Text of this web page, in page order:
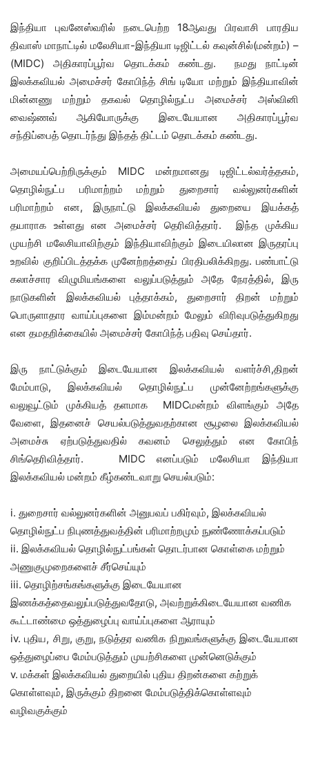
இந்தியா புவனேஸ்வரில் நடைபெற்ற 18ஆவது பிரவாசிபாரதிய
திவாஸ் மாநாட்டில் மலேசியா-இந்தியா டிஜிட்டல் கவுன்சில்(மன்றம்) –
(MIDC)அதிகாரப்பூர்வ தொடக்கம் கண்டது. நமது நாட்டின்
இலக்கவியல் அமைச்சர் கோபிந்த் சிங் டியோ மற்றும் இந்தியாவின்
மின்னணு மற்றும் தகவல் தொழில்நுட்ப அமைச்சர் அஸ்வினி
வைஷ்ணவ் ஆகியோருக்கு இடையேயான அதிகாரப்பூர்வ
சந்திப்பைத் தொடர்ந்து இந்தத் திட்டம் தொடக்கம் கண்டது.
அமையப்பெற்றிருக்கும் MIDC மன்றமானது டிஜிட்டல்வர்த்தகம்,
தொழில்நுட்ப பரிமாற்றம் மற்றும் துறைசார் வல்லுனர்களின்
பரிமாற்றம் என, இருநாட்டுஇலக்கவியல் துறையைஇயக்கத்
தயாராக உள்ளது என அமைச்சர் தெரிவித்தார்.இந்த முக்கிய
முயற்சி மலேசியாவிற்கும் இந்தியாவிற்கும் இடையிலான இருதரப்பு
உறவில் குறிப்பிடத்தக்க முனேற்றத்தைப் பிரதிபலிக்கிறது. பண்பாட்டு
கலாச்சாரவிழுமியங்களை வலுப்படுத்தும் அதே நேரத்தில்,
இரு
நாடுகளின் இலக்கவியல் புத்தாக்கம், துறைசார் திறன்மற்றும்
பொருளாதார வாய்ப்புகளைஇம்மன்றம் மேலும் விரிவுபடுத்துகிறது
என தமதறிக்கையில் அமைச்சர் கோபிந்த் பதிவு செய்தார்.
இரு நாட்டுக்கும் இடையேயான இலக்கவியல் வளர்ச்சி,திறன்
மேம்பாடு, இலக்கவியல் தொழில்நுட்ப முன்னேற்றங்களுக்கு
வலுவூட்டும் முக்கியத் தளமாக MIDCமன்றம் விளங்கும் அதே
வேளை, இதனைச் செயல்படுத்துவதற்கான சூழலை இலக்கவியல்
அமைச்சு ஏற்படுத்துவதில் கவனம் செலுத்தும் என கோபிந்
சிங்தெரிவித்தார். MIDC எனப்படும் மலேசியா இந்தியா
இலக்கவியல் மன்றம் கீழ்கண்டவாறு செயல்படும்:
i. துறைசார் வல்லுனர்களின் அனுபவப் பகிர்வும், இலக்கவியல்
தொழில்நுட்ப நிபுணத்துவத்தின் பரிமாற்றமும் நுண்ணோக்கப்படும்
ii. இலக்கவியல் தொழில்நுட்பங்கள் தொடர்பான கொள்கை மற்றும்
அணுகுமுறைகளைச் சீர்செய்யும்
iii. தொழிற்சங்கங்களுக்கு இடையேயான
இணக்கத்தைவலுப்படுத்துவதோடு, அவற்றுக்கிடையேயான வணிக
கூட்டாண்மை ஒத்துழைப்பு வாய்ப்புகளை ஆராயும்
iv.புதிய, சிறு, குறு, நடுத்தர வணிக நிறுவங்களுக்குஇடையேயான
ஒத்துழைப்பை மேம்படுத்தும் முயற்சிகளை முன்னெடுக்கும்
v. மக்கள் இலக்கவியல் துறையில் புதிய திறன்களை கற்றுக்
கொள்ளவும், இருக்கும் திறனை மேம்படுத்திக்கொள்ளவும்
வழிவகுக்கும்